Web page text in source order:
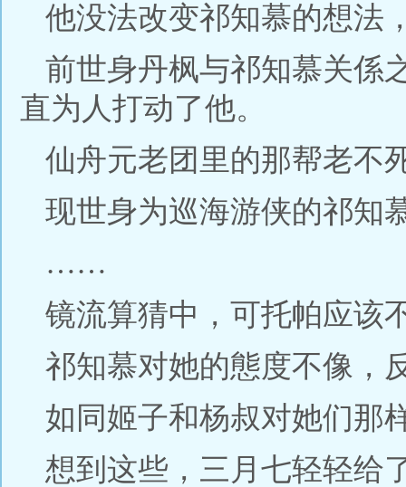
他没法改变祁知慕的想法
前世身丹枫与祁知慕关係
直为人打动了他。
仙舟元老团里的那帮老不
现世身为巡海游侠的祁知
……
镜流算猜中，可托帕应该
祁知慕对她的態度不像，
如同姬子和杨叔对她们那
想到这些，三月七轻轻给